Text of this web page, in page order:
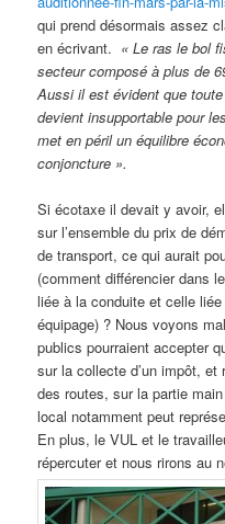
qui prend désormais assez
en écrivant. « Le ras le bol
secteur composé à plus de
Aussi il est évident que
devient insupportable pour
met en péril un équilibre
conjoncture ».
Si écotaxe il devait y avoir,
sur l’ensemble du prix de
de transport, ce qui aurait
(comment différencier dans
liée à la conduite et celle
équipage) ? Nous voyons
publics pourraient accepter
sur la collecte d’un impôt, et
des routes, sur la partie
local notamment peut
En plus, le VUL et le
répercuter et nous rirons au